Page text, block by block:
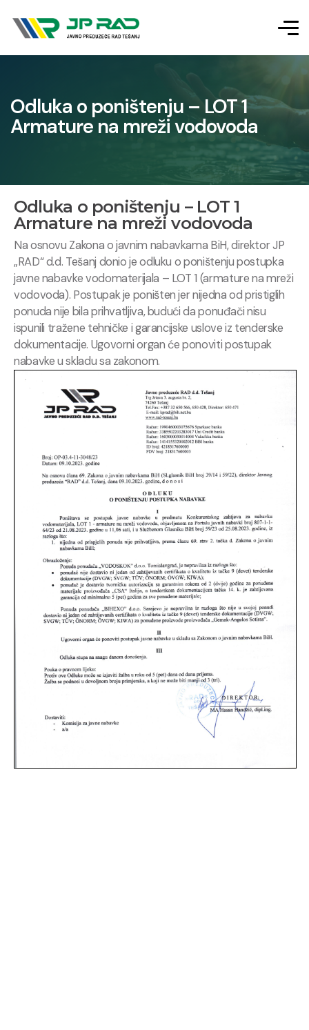
Odluka o poništenju – LOT 1
Armature na mreži vodovoda
Odluka o poništenju – LOT 1
Armature na mreži vodovoda
Na osnovu Zakona o javnim nabavkama BiH, direktor JP
„RAD“ d.d. Tešanj donio je odluku o poništenju postupka
javne nabavke vodomaterijala – LOT 1 (armature na mreži
vodovoda). Postupak je poništen jer nijedna od pristiglih
ponuda nije bila prihvatljiva, budući da ponuđači nisu
ispunili tražene tehničke i garancijske uslove iz tenderske
dokumentacije. Ugovorni organ će ponoviti postupak
nabavke u skladu sa zakonom.